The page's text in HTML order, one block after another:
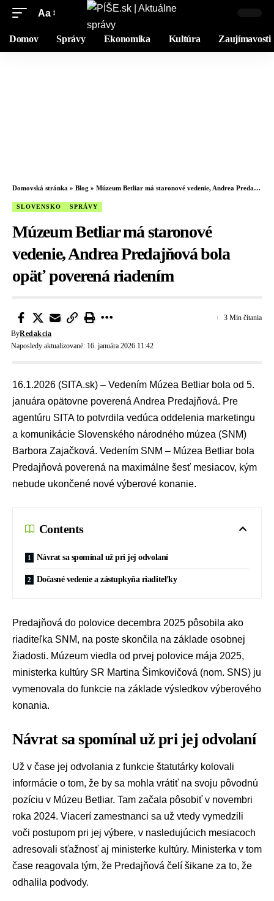
Aa
Domov Správy Ekonomika Kultúra Zaujímavosti
Domovská stránka » Blog » Múzeum Betliar má staronové vedenie, Andrea Predajňová bola opäť poverená riadením
SLOVENSKO SPRÁVY
Múzeum Betliar má staronové
vedenie, Andrea Predajňová bola
opäť poverená riadením
Naposledy aktualizované: 16. januára 2026 11:42
ByRedakcia
3 Min čítania
16.1.2026 (SITA.sk) – Vedením Múzea Betliar bola od 5.
januára opätovne poverená Andrea Predajňová. Pre
agentúru SITA to potvrdila vedúca oddelenia marketingu
a komunikácie Slovenského národného múzea (SNM)
Barbora Zajačková. Vedením SNM – Múzea Betliar bola
Predajňová poverená na maximálne šesť mesiacov, kým
nebude ukončené nové výberové konanie.
Contents
Návrat sa spomínal už pri jej odvolaní
Dočasné vedenie a zástupkyňa riaditeľky
Predajňová do polovice decembra 2025 pôsobila ako
riaditeľka SNM, na poste skončila na základe osobnej
žiadosti. Múzeum viedla od prvej polovice mája 2025,
ministerka kultúry SR Martina Šimkovičová (nom. SNS) ju
vymenovala do funkcie na základe výsledkov výberového
konania.
Návrat sa spomínal už pri jej odvolaní
Už v čase jej odvolania z funkcie štatutárky kolovali
informácie o tom, že by sa mohla vrátiť na svoju pôvodnú
pozíciu v Múzeu Betliar. Tam začala pôsobiť v novembri
roka 2024. Viacerí zamestnanci sa už vtedy vymedzili
voči postupom pri jej výbere, v nasledujúcich mesiacoch
adresovali sťažnosť aj ministerke kultúry. Ministerka v tom
čase reagovala tým, že Predajňová čelí šikane za to, že
odhalila podvody.